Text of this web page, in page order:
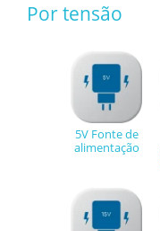
Por tensão
5V Fonte de
alimentação